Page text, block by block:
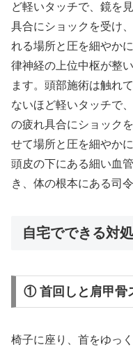
ど軽いタッチで、鏡を
具合にショックを受け
れる場所と圧を細やか
律神経の上位中枢が整
ます。頭部施術は触れ
ないほど軽いタッチで
の疲れ具合にショック
せて場所と圧を細やか
頭皮の下にある細い血
き、体の根本にある司
自宅でできる対
① 首回しと肩甲骨
椅子に座り、首をゆっ